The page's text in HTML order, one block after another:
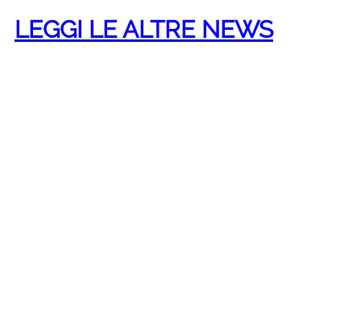
LEGGI LE ALTRE NEWS